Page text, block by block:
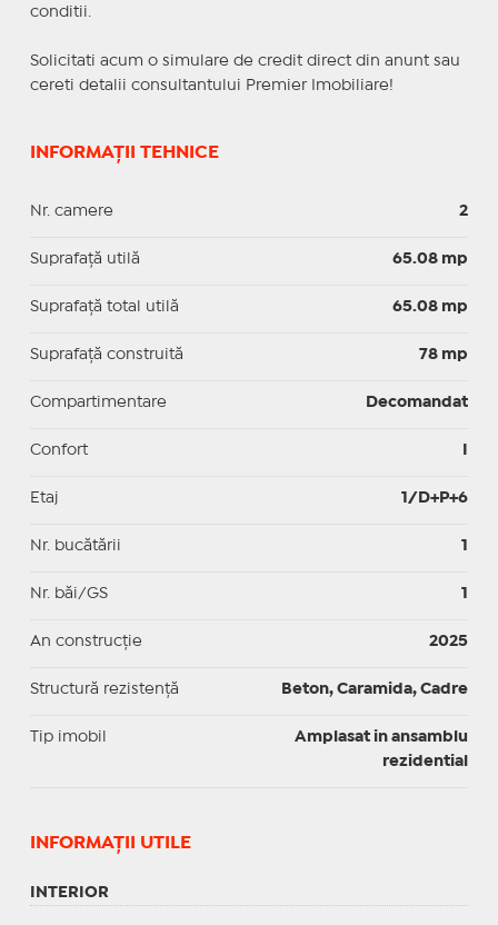
conditii.
Solicitati acum o simulare de credit direct din anunt sau
cereti detalii consultantului Premier Imobiliare!
INFORMAȚII TEHNICE
Nr. camere 2
Suprafaţă utilă 65.08 mp
Suprafaţă total utilă 65.08 mp
Suprafaţă construită 78 mp
Compartimentare Decomandat
Confort
Etaj 1/D+P+6
Nr. bucătării 1
Nr. băi/GS 1
An construcție 2025
Structură rezistență Beton, Caramida, Cadre
Tip imobil
Amplasat in ansamblu
rezidential
INFORMAŢII UTILE
INTERIOR